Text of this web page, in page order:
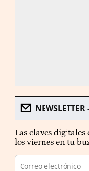
NEWSLETTER
Las claves digitales
los viernes en tu